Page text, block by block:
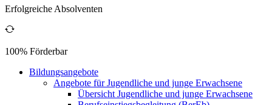
Erfolgreiche Absolventen
100% Förderbar
Bildungsangebote
Angebote für Jugendliche und junge Erwachsene
Übersicht Jugendliche und junge Erwachsene